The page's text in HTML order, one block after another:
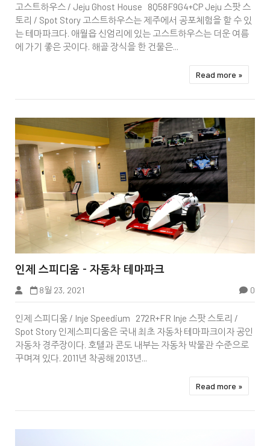
고스트하우스 / Jeju Ghost House 8Q58F9G4+CP Jeju 스팟 스
토리 / Spot Story 고스트하우스는 제주에서 공포체험을 할 수 있
는 테마파크다. 애월읍 신엄리에 있는 고스트하우스는 더운 여름
에 가기 좋은 곳이다. 해골 장식을 한 건물은...
Read more »


인제 스피디움 - 자동차 테마파크
8월 23, 2021 0
인제 스피디움 / Inje Speedium 272R+FR Inje 스팟 스토리 /
Spot Story 인제스피디움은 국내 최초 자동차 테마파크이자 공인
자동차 경주장이다. 호텔과 콘도 내부는 자동차 박물관 수준으로
꾸며져 있다. 2011년 착공해 2013년...
Read more »
Korea